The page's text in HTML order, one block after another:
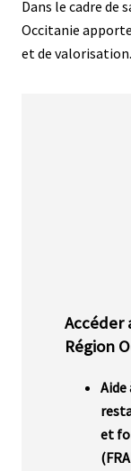
Paragraphe
niveau
2
Corps
Dans le cadre de
Occitanie
et de valorisation.
Accéder
Région
Aide
et